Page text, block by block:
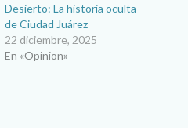
Desierto: La historia oculta
de Ciudad Juárez
22 diciembre, 2025
En «Opinion»